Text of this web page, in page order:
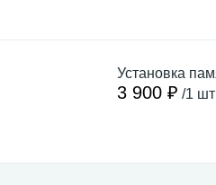
Установка
3 900 ₽ /1 шт